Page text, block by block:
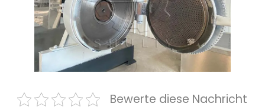
Bewerte diese Nachricht